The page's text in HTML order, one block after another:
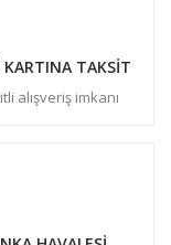
KARTINA TAKSİT
alışveriş imkanı